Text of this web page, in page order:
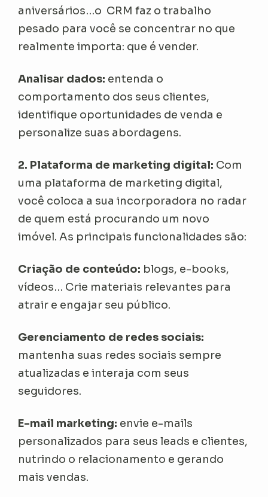
aniversários…o CRM faz o trabalho
pesado para você se concentrar no que
realmente importa: que é vender.
Analisar dados: entenda o
comportamento dos seus clientes,
identifique oportunidades de venda e
personalize suas abordagens.
2. Plataforma de marketing digital: Com
uma plataforma de marketing digital,
você coloca a sua incorporadora no radar
de quem está procurando um novo
imóvel. As principais funcionalidades são:
Criação de conteúdo: blogs, e-books,
vídeos… Crie materiais relevantes para
atrair e engajar seu público.
Gerenciamento de redes sociais:
mantenha suas redes sociais sempre
atualizadas e interaja com seus
seguidores.
E-mail marketing: envie e-mails
personalizados para seus leads e clientes,
nutrindo o relacionamento e gerando
mais vendas.